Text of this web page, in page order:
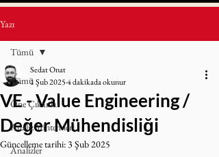
Yazı
Tümü
Öne Çıkanlar
Analiz Yöntemleri
Analizler
Tümü
VE - Value Engineering /
Değer Mühendisliği
Sedat Onat
1 Şub 20254 dakikada okunur
Güncelleme tarihi:3 Şub 2025